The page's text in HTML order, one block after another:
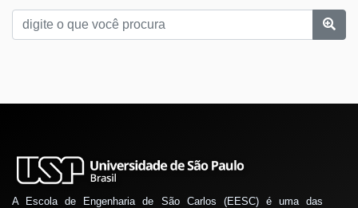
A Escola de Engenharia de São Carlos (EESC) é uma das